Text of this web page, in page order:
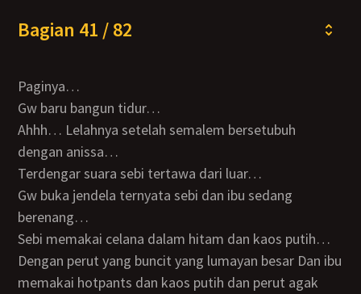
Bagian 41 / 82
Paginya…
Gw baru bangun tidur…
Ahhh… Lelahnya setelah semalem bersetubuh
dengan anissa…
Terdengar suara sebi tertawa dari luar…
Gw buka jendela ternyata sebi dan ibu sedang
berenang…
Sebi memakai celana dalam hitam dan kaos putih…
Dengan perut yang buncit yang lumayan besar Dan ibu
memakai hotpants dan kaos putih dan perut agak